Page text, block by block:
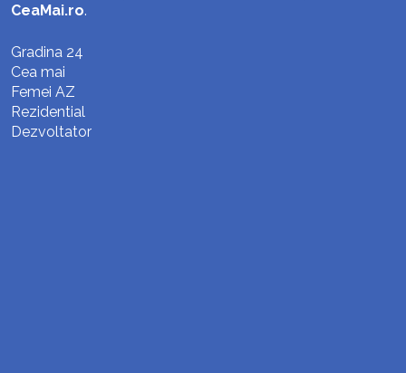
CeaMai.ro.
Gradina 24
Cea mai
Femei AZ
Rezidential
Dezvoltator